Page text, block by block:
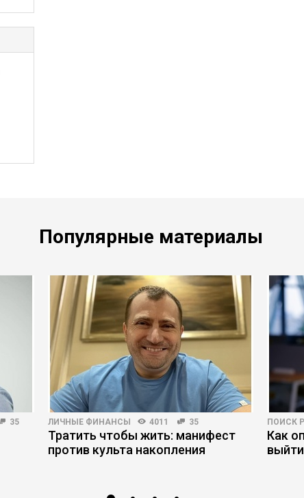
Популярные материалы
35 ЛИЧНЫЕ ФИНАНСЫ 4011 35
Тратить чтобы жить: манифест
против культа накопления
ПОИСК
Как